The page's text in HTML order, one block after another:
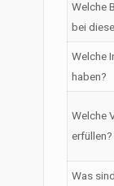
Welche
bei
Welche
haben?
Welche
erfüllen?
Was